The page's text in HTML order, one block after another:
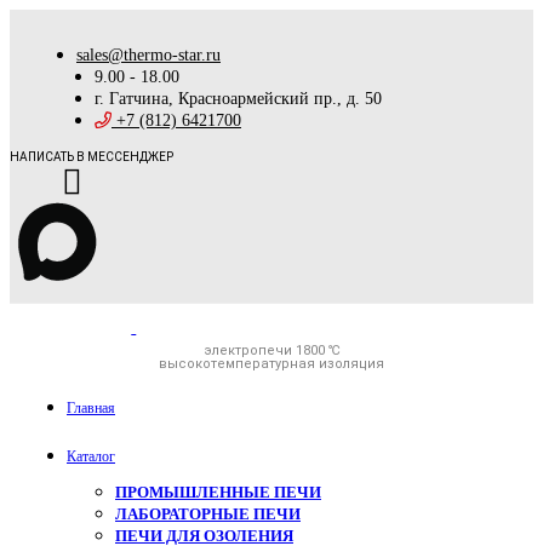
sales@thermo-star.ru
9.00 - 18.00
г. Гатчина, Красноармейский пр., д. 50
+7 (812) 6421700
НАПИСАТЬ В МЕССЕНДЖЕР
электропечи 1800 ℃
высокотемпературная изоляция
Главная
Каталог
ПРОМЫШЛЕННЫЕ ПЕЧИ
ЛАБОРАТОРНЫЕ ПЕЧИ
ПЕЧИ ДЛЯ ОЗОЛЕНИЯ